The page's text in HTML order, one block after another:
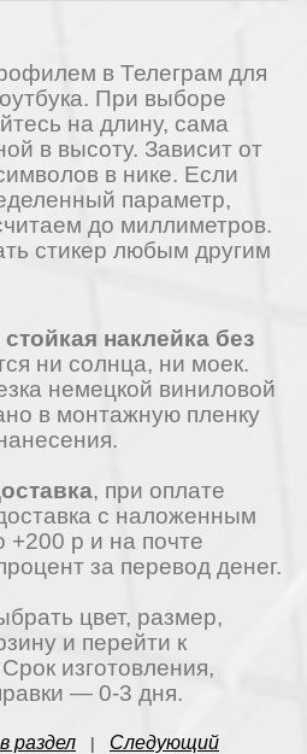
в Телеграм для
При выборе
на длину, сама
в высоту. Зависит от
в нике. Если
параметр,
до миллиметров.
стикер любым другим
наклейка без
ни солнца, ни моек.
немецкой виниловой
в монтажную пленку
, при оплате
с наложенным
+200 р и на почте
за перевод денег.
цвет, размер,
и перейти к
изготовления,
— 0-3 дня.
раздел | Следующий